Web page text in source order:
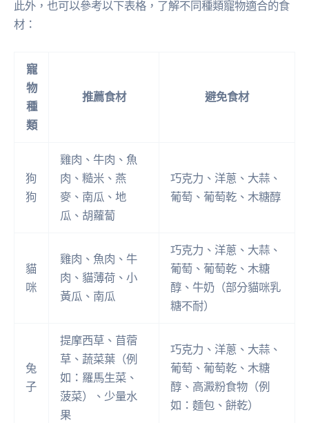
此外，也可以參考以下表格，了解不同種類寵物適合的食
材：
寵
物
種
類
推薦食材 避免食材
狗
狗
雞肉、牛肉、魚
肉、糙米、燕
麥、南瓜、地
瓜、胡蘿蔔
巧克力、洋蔥、大蒜、
葡萄、葡萄乾、木糖醇
貓
咪
雞肉、魚肉、牛
肉、貓薄荷、小
黃瓜、南瓜
巧克力、洋蔥、大蒜、
葡萄、葡萄乾、木糖
醇、牛奶（部分貓咪乳
糖不耐）
兔
子
提摩西草、苜蓿
草、蔬菜葉（例
如：羅馬生菜、
菠菜）、少量水
果
巧克力、洋蔥、大蒜、
葡萄、葡萄乾、木糖
醇、高澱粉食物（例
如：麵包、餅乾）